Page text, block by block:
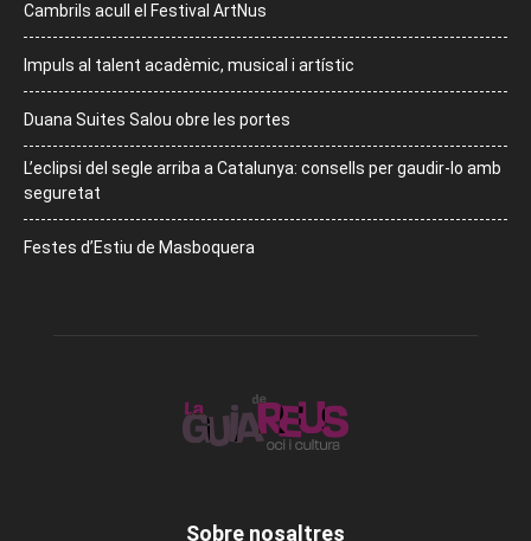
Cambrils acull el Festival ArtNus
Impuls al talent acadèmic, musical i artístic
Duana Suites Salou obre les portes
L’eclipsi del segle arriba a Catalunya: consells per gaudir-lo amb
seguretat
Festes d’Estiu de Masboquera
Sobre nosaltres